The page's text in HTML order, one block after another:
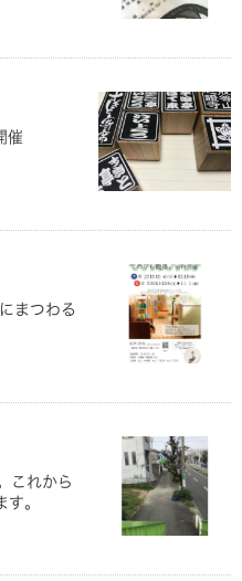
催
まつわる
これから
。